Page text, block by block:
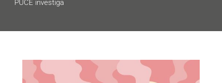
PUCE investiga